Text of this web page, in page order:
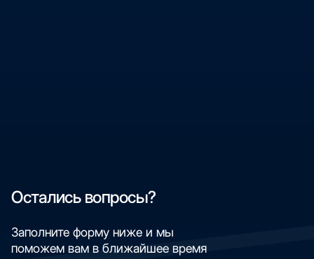
Остались вопросы?
Заполните форму ниже и мы
поможем вам в ближайшее время